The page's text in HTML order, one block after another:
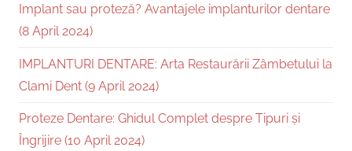
Implant sau proteză? Avantajele implanturilor dentare
(8 April 2024)
IMPLANTURI DENTARE: Arta Restaurării Zâmbetului la
Clami Dent (9 April 2024)
Proteze Dentare: Ghidul Complet despre Tipuri și
Îngrijire (10 April 2024)